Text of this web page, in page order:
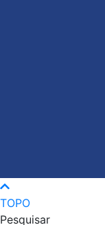
TOPO
Pesquisar